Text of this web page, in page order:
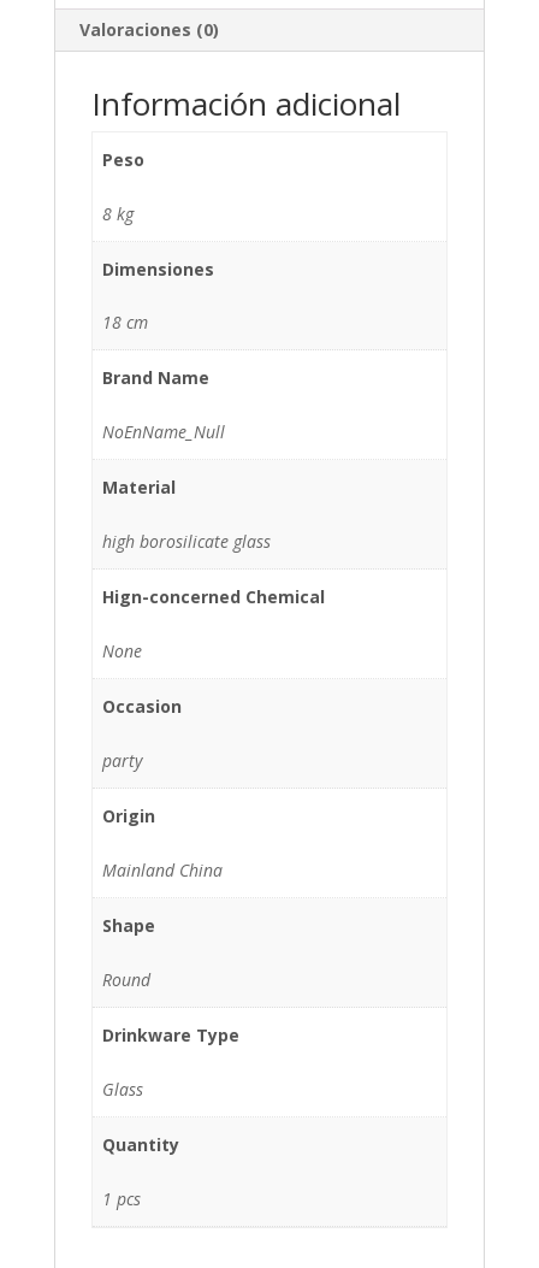
Valoraciones (0)
Información adicional
Peso
8 kg
Dimensiones
18 cm
Brand Name
NoEnName_Null
Material
high borosilicate glass
Hign-concerned Chemical
None
Occasion
party
Origin
Mainland China
Shape
Round
Drinkware Type
Glass
Quantity
1 pcs